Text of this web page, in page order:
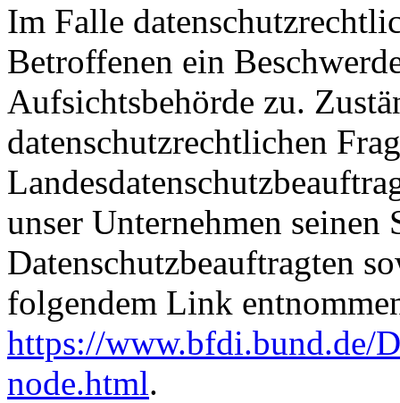
Im Falle
Betroffenen ein
Aufsichtsbehörde zu.
datenschutzrechtlichen
unser Unternehmen
Datenschutzbeauftragten
folgendem Link
https://www.bfdi.bund.de/
node.html.